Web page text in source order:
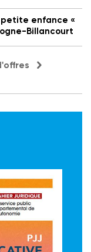
enfance «
Billancourt